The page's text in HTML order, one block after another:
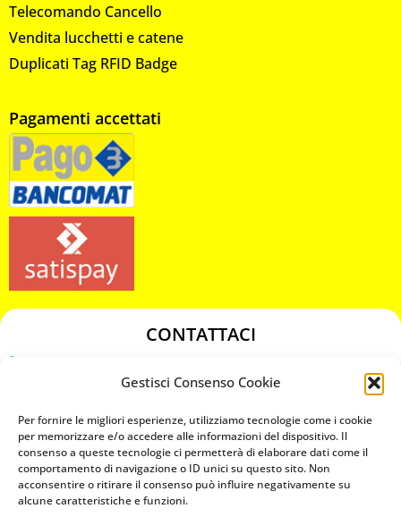
Gestisci Consenso Cookie
Per fornire le migliori esperienze, utilizziamo tecnologie come i cookie
per memorizzare e/o accedere alle informazioni del dispositivo. Il
consenso a queste tecnologie ci permetterà di elaborare dati come il
comportamento di navigazione o ID unici su questo sito. Non
acconsentire o ritirare il consenso può influire negativamente su
alcune caratteristiche e funzioni.
Telecomando Cancello
Vendita lucchetti e catene
Duplicati Tag RFID Badge
Pagamenti accettati
CONTATTACI
chiavicodificate@gmail.com
Privacy Policy
Cookie Policy